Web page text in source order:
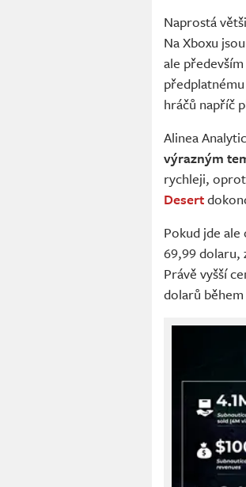
Naprostá
Na Xboxu
ale především
hráčů napříč
Alinea
výrazným
rychleji,
Desert
Pokud jde
69,99 dolaru,
Právě vyšší
dolarů